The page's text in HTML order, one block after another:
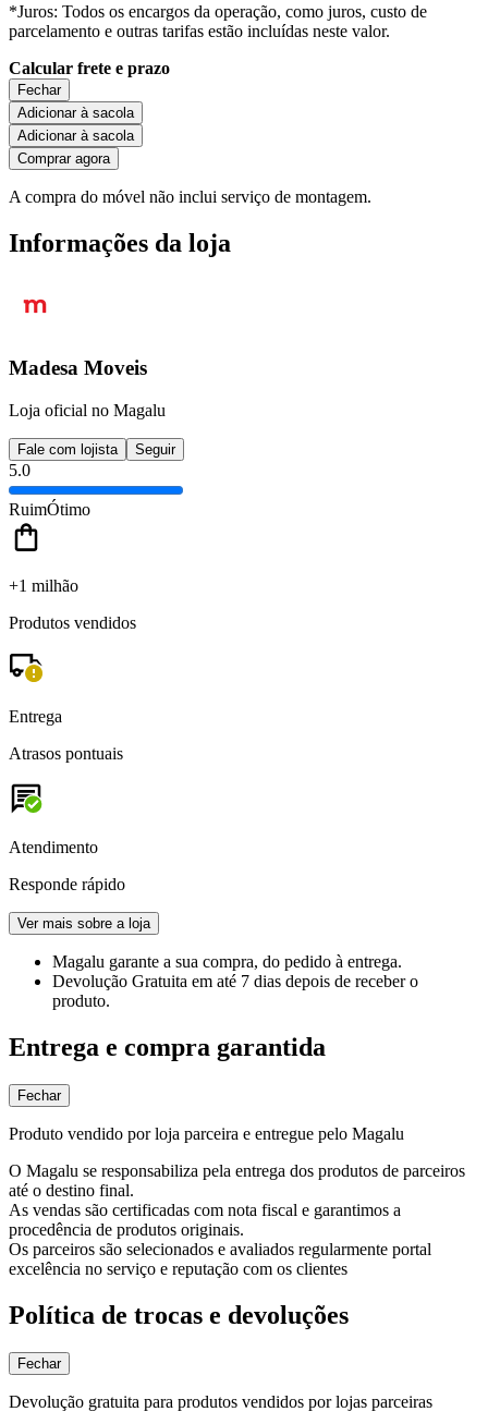
*Juros: Todos os encargos da operação, como juros, custo de
parcelamento e outras tarifas estão incluídas neste valor.
Calcular frete e prazo
Fechar
Adicionar à sacola
Adicionar à sacola
Comprar agora
A compra do móvel não inclui serviço de montagem.
Informações da loja
Madesa Moveis
Loja oficial no Magalu
Fale com lojista Seguir
5.0
RuimÓtimo
+1 milhão
Produtos vendidos
Entrega
Atrasos pontuais
Atendimento
Responde rápido
Ver mais sobre a loja
Magalu garante a sua compra, do pedido à entrega.
Devolução Gratuita em até 7 dias depois de receber o
produto.
Entrega e compra garantida
Fechar
Produto vendido por loja parceira e entregue pelo Magalu
O Magalu se responsabiliza pela entrega dos produtos de parceiros
até o destino final.
As vendas são certificadas com nota fiscal e garantimos a
procedência de produtos originais.
Os parceiros são selecionados e avaliados regularmente portal
excelência no serviço e reputação com os clientes
Política de trocas e devoluções
Fechar
Devolução gratuita para produtos vendidos por lojas parceiras